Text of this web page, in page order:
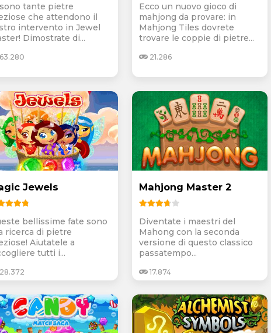
tante pietre
che attendono il
intervento in Jewel
Dimostrate di...
63.280
Ecco un nuovo gioco di
mahjong da provare: in
Mahjong Tiles dovrete
trovare le coppie di pietre...
21.286
Jewels
bellissime fate sono
ricerca di pietre
Aiutatele a
tutti i...
28.372
Mahjong Master 2
Diventate i maestri del
Mahong con la seconda
versione di questo classico
passatempo...
17.874